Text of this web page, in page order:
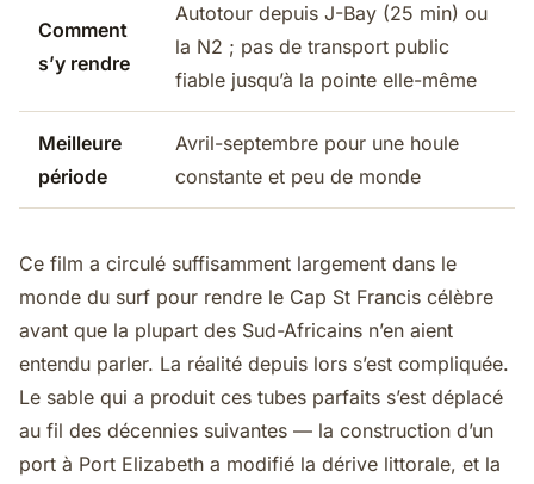
Comment
s’y rendre
Autotour depuis J-Bay (25 min) ou
la N2 ; pas de transport public
fiable jusqu’à la pointe elle-même
Meilleure
période
Avril-septembre pour une houle
constante et peu de monde
Ce film a circulé suffisamment largement dans le
monde du surf pour rendre le Cap St Francis célèbre
avant que la plupart des Sud-Africains n’en aient
entendu parler. La réalité depuis lors s’est compliquée.
Le sable qui a produit ces tubes parfaits s’est déplacé
au fil des décennies suivantes — la construction d’un
port à Port Elizabeth a modifié la dérive littorale, et la